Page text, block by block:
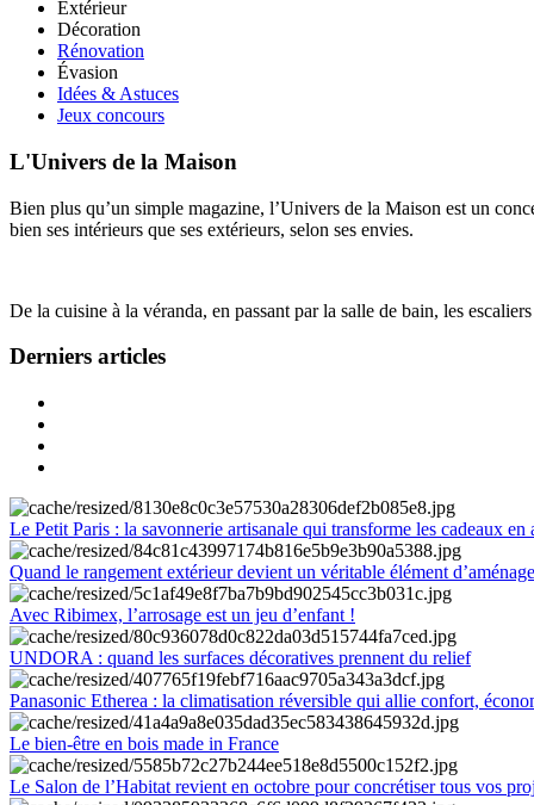
Extérieur
Décoration
Rénovation
Évasion
Idées & Astuces
Jeux concours
L'Univers de la Maison
Bien plus qu’un simple magazine, l’Univers de la Maison est un
bien ses intérieurs que ses extérieurs, selon ses envies.
De la cuisine à la véranda, en passant par la salle de bain, les
Derniers articles
Le Petit Paris : la savonnerie artisanale qui transforme les cadeaux en
Quand le rangement extérieur devient un véritable élément
Avec Ribimex, l’arrosage est un jeu d’enfant !
UNDORA : quand les surfaces décoratives prennent du relief
Panasonic Etherea : la climatisation réversible qui allie confort,
Le bien-être en bois made in France
Le Salon de l’Habitat revient en octobre pour concrétiser tous vos